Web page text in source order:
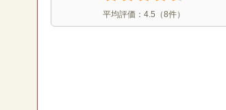
平均評価： 4.5 （8件）